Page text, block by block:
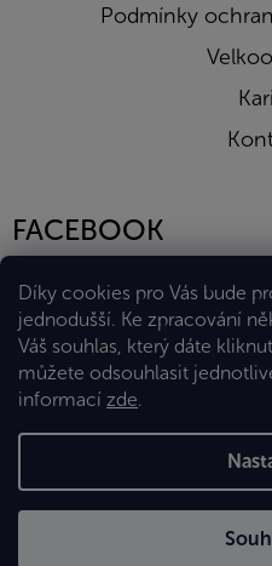
Díky cookies pro Vás bude
jednodušší. Ke zpracování
Váš souhlas, který dáte
můžete odsouhlasit
informací zde.
Podmínky
FACEBOOK
Vytvořil
Copyright 2026Eshop Diana
práva